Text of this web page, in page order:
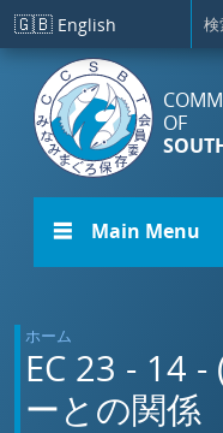
メインコンテンツに移動
🇬🇧 English
OF
☰ Main Menu
ホーム
EC 23 - 14
ーとの関係